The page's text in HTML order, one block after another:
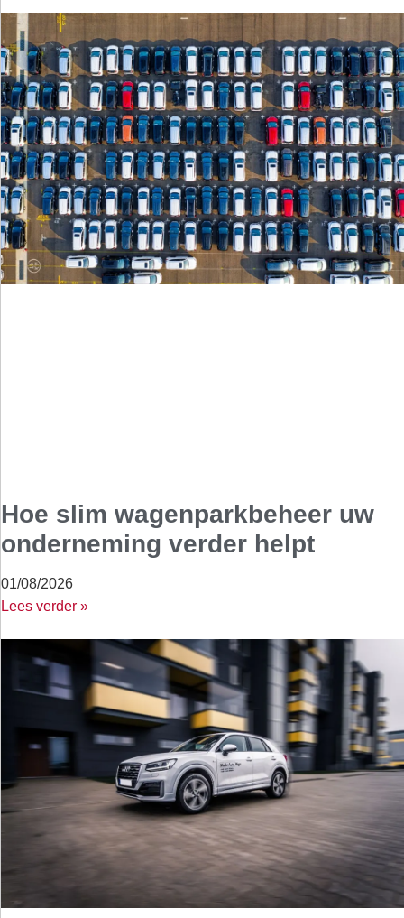
Hoe slim wagenparkbeheer uw
onderneming verder helpt
01/08/2026
Lees verder »